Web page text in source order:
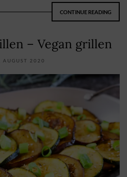
CONTINUE READING
– Vegan grillen
AUGUST 2020